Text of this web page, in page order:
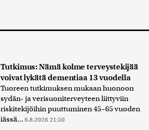
Tutkimus: Nämä kolme terveystekijää
voivat lykätä dementiaa 13 vuodella
Tuoreen tutkimuksen mukaan huonoon
sydän- ja verisuoniterveyteen liittyviin
riskitekijöihin puuttuminen 45–65 vuoden
iässä... 6.8.2026 21:50